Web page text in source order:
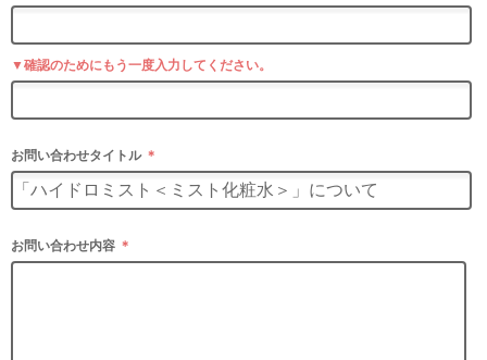
▼確認のためにもう一度入力してください。
お問い合わせタイトル ＊
お問い合わせ内容 ＊